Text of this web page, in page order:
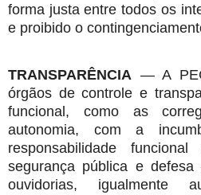
forma justa entre todos os
e proibido o
TRANSPARÊNCIA — A
órgãos de controle e
funcional, como as
autonomia, com a
responsabilidade
segurança pública e
ouvidorias, igualmente